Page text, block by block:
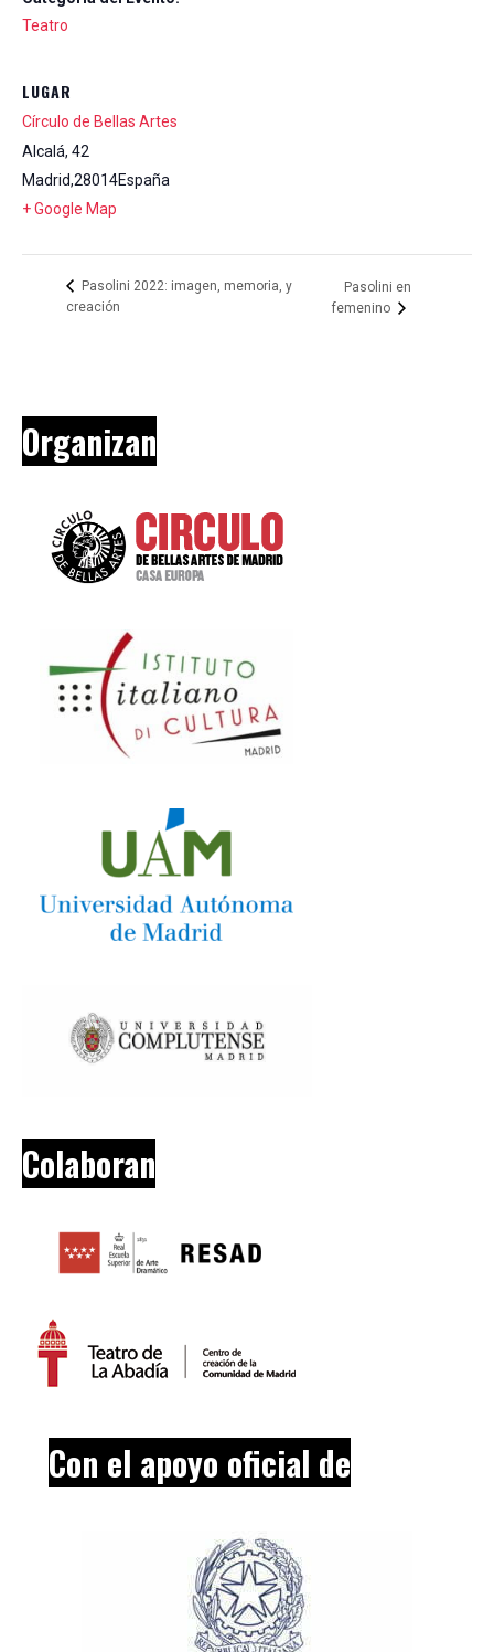
Teatro
LUGAR
Círculo de Bellas Artes
Alcalá, 42
Madrid,28014España
+ Google Map
Pasolini 2022: imagen, memoria, y
creación
Pasolini en
femenino
Organizan
Colaboran
Con el apoyo oficial de